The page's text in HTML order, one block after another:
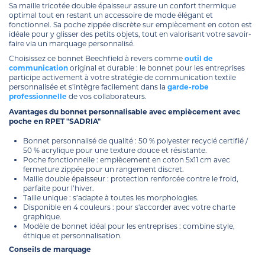
Sa maille tricotée double épaisseur assure un confort thermique
optimal tout en restant un accessoire de mode élégant et
fonctionnel. Sa poche zippée discrète sur empiècement en coton est
idéale pour y glisser des petits objets, tout en valorisant votre savoir-
faire via un marquage personnalisé.
Choisissez ce bonnet Beechfield à revers comme outil de
communication original et durable : le bonnet pour les entreprises
participe activement à votre stratégie de communication textile
personnalisée et s’intègre facilement dans la garde-robe
professionnelle de vos collaborateurs.
Avantages du bonnet personnalisable avec empiècement avec
poche en RPET "SADRIA"
Bonnet personnalisé de qualité : 50 % polyester recyclé certifié /
50 % acrylique pour une texture douce et résistante.
Poche fonctionnelle : empiècement en coton 5x11 cm avec
fermeture zippée pour un rangement discret.
Maille double épaisseur : protection renforcée contre le froid,
parfaite pour l’hiver.
Taille unique : s’adapte à toutes les morphologies.
Disponible en 4 couleurs : pour s'accorder avec votre charte
graphique.
Modèle de bonnet idéal pour les entreprises : combine style,
éthique et personnalisation.
Conseils de marquage